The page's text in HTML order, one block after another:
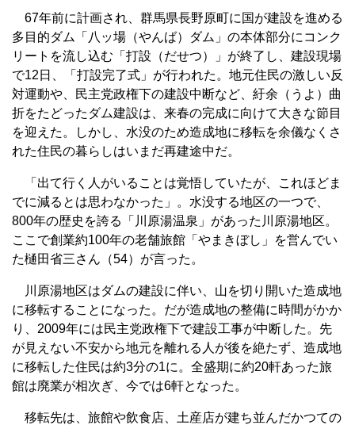
67年前に計画され、群馬県長野原町に国が建設を進める
多目的ダム「八ッ場（やんば）ダム」の本体部分にコンク
リートを流し込む「打設（だせつ）」が終了し、建設現場
で12日、「打設完了式」が行われた。地元住民の激しい反
対運動や、民主党政権下の建設中断など、紆余（うよ）曲
折をたどったダム建設は、来春の完成に向けて大きな節目
を迎えた。しかし、水没のため造成地に移転を余儀なくさ
れた住民の暮らしはいまだ再建途中だ。
「出て行く人がいることは覚悟していたが、これほどま
でに減るとは思わなかった」。水没する地区の一つで、
800年の歴史を誇る「川原湯温泉」があった川原湯地区。
ここで創業約100年の老舗旅館「やまきぼし」を営んでい
た樋田省三さん（54）が言った。
川原湯地区はダムの建設に伴い、山を切り開いた造成地
に移転することになった。だが造成地の整備に時間がかか
り、2009年には民主党政権下で建設工事が中断した。先
が見えない不安から地元を離れる人が後を絶たず、造成地
に移転した住民は約3分の1に。全盛期に約20軒あった旅
館は廃業が相次ぎ、今では6軒となった。
移転先は、旅館や飲食店、土産店が建ち並んだかつての